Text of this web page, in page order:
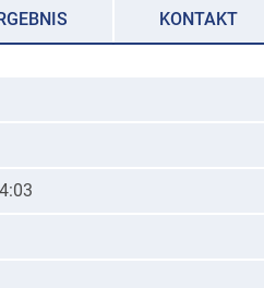
KONTAKT